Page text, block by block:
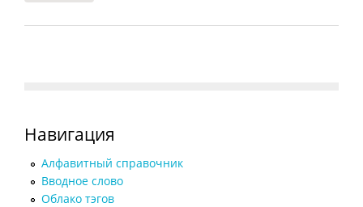
Навигация
Алфавитный справочник
Вводное слово
Облако тэгов